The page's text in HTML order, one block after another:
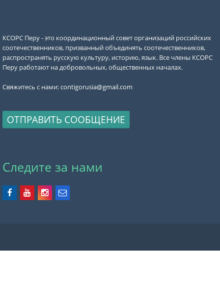
КСОРС Перу - это координационный совет организаций российских
соотечественников, призванный объединять соотечественников,
распространять русскую культуру, историю, язык. Все члены КСОРС
Перу работают на добровольных, общественных началах.
Свяжитесь с нами:contigorusia@gmail.com
ОТПРАВИТЬ СООБЩЕНИЕ
Следите за нами